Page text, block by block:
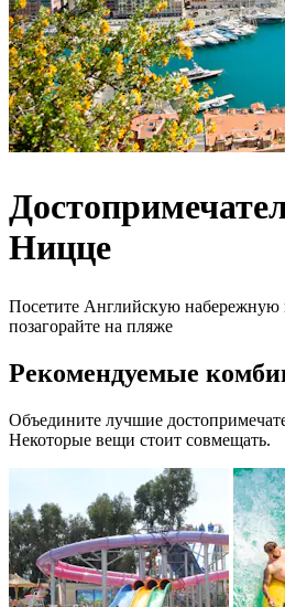
Ницце
Посетите Английскую набережную
позагорайте на пляже
Рекомендуемые
Объедините лучшие
Некоторые вещи стоит совмещать.